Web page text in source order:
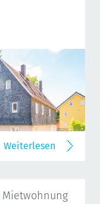
Weiterlesen
Mietwohnung